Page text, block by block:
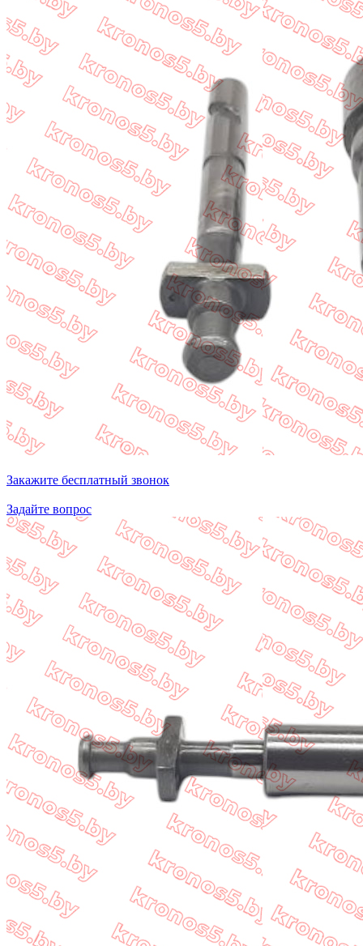
Закажите бесплатный звонок
Задайте вопрос